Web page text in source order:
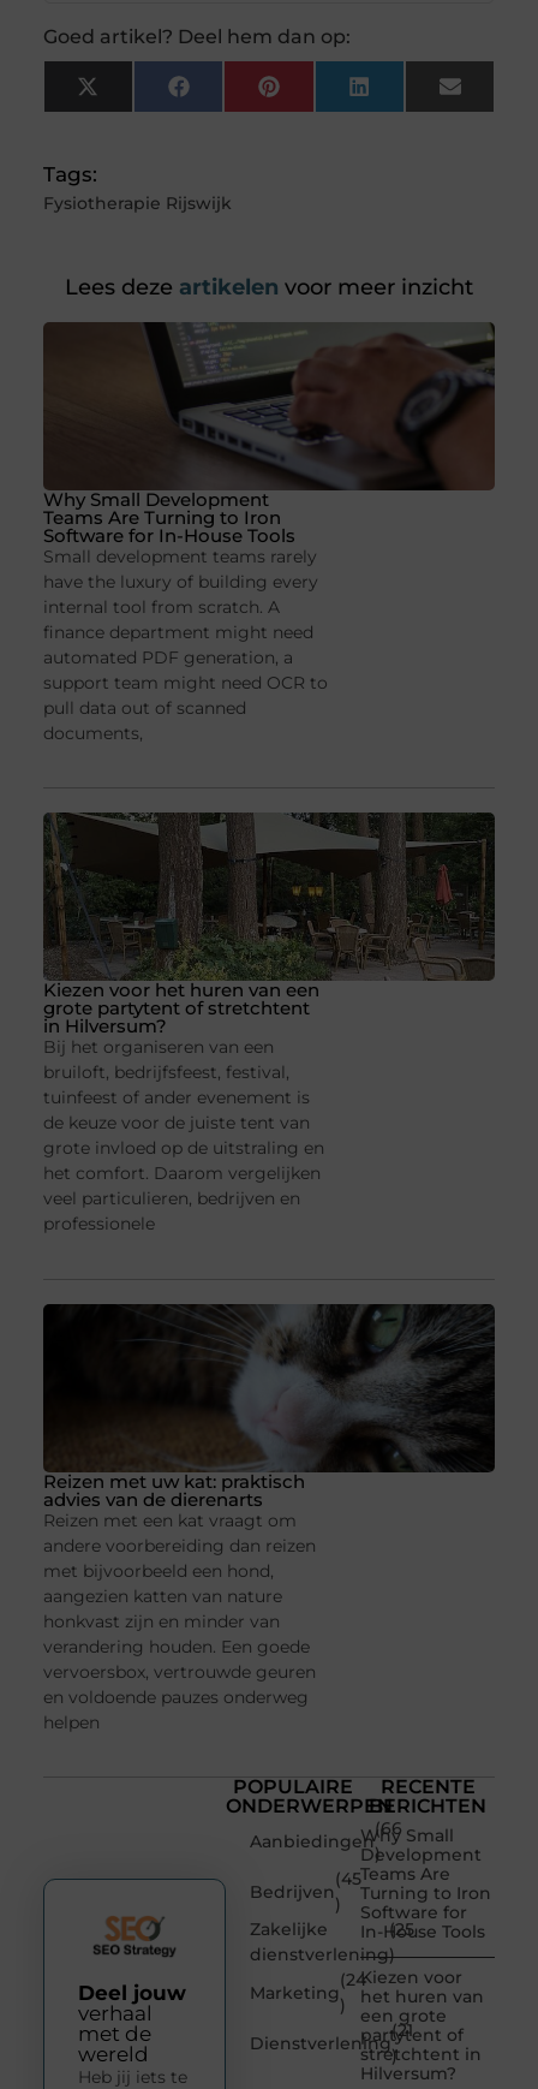
Goed artikel? Deel hem dan op:
X
(Twitter)
FacebookPinterestLinkedInEmail
Tags:
Fysiotherapie Rijswijk
Lees deze artikelen voor meer inzicht
Why Small Development
Teams Are Turning to Iron
Software for In-House Tools
Small development teams rarely
have the luxury of building every
internal tool from scratch. A
finance department might need
automated PDF generation, a
support team might need OCR to
pull data out of scanned
documents,
Kiezen voor het huren van een
grote partytent of stretchtent
in Hilversum?
Bij het organiseren van een
bruiloft, bedrijfsfeest, festival,
tuinfeest of ander evenement is
de keuze voor de juiste tent van
grote invloed op de uitstraling en
het comfort. Daarom vergelijken
veel particulieren, bedrijven en
professionele
Reizen met uw kat: praktisch
advies van de dierenarts
Reizen met een kat vraagt om
andere voorbereiding dan reizen
met bijvoorbeeld een hond,
aangezien katten van nature
honkvast zijn en minder van
verandering houden. Een goede
vervoersbox, vertrouwde geuren
en voldoende pauzes onderweg
helpen
POPULAIRE
ONDERWERPEN
Aanbiedingen
(66
)
Bedrijven
(45
)
Zakelijke
dienstverlening
(25
)
Marketing
(24
)
Dienstverlening
(21
)
RECENTE
BERICHTEN
Why Small
Development
Teams Are
Turning to Iron
Software for
In-House Tools
Kiezen voor
het huren van
een grote
partytent of
stretchtent in
Hilversum?
Deel jouw
verhaal
met de
wereld
Heb jij iets te